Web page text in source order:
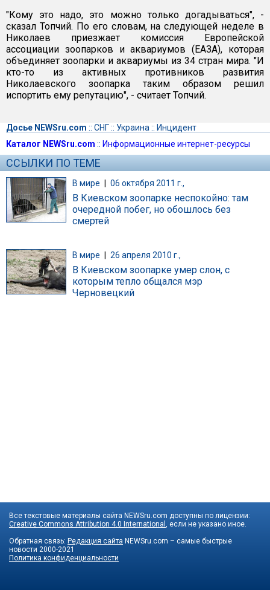
"Кому это надо, это можно только догадываться", -
сказал Топчий. По его словам, на следующей неделе в
Николаев приезжает комиссия Европейской
ассоциации зоопарков и аквариумов (ЕАЗА), которая
объединяет зоопарки и аквариумы из 34 стран мира. "И
кто-то из активных противников развития
Николаевского зоопарка таким образом решил
испортить ему репутацию", - считает Топчий.
Досье NEWSru.com :: СНГ:: Украина :: Инцидент
Каталог NEWSru.com :: Информационные интернет-ресурсы
ССЫЛКИ ПО ТЕМЕ
В мире | 06 октября 2011 г.,
В Киевском зоопарке неспокойно: там
очередной побег, но обошлось без
смертей
В мире 26 апреля 2010 г.,
В Киевском зоопарке умер слон, с
которым тепло общался мэр
Черновецкий
Все текстовые материалы сайта NEWSru.com доступны по лицензии:
Creative Commons Attribution 4.0 International , если не указано иное.
Обратная связь: Редакция сайта NEWSru.com – самые быстрые
новости 2000-2021
Политика конфиденциальности